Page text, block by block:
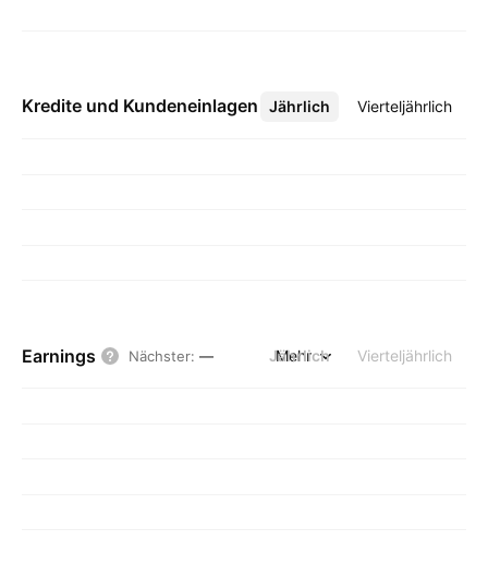
Kredite und Kundeneinlagen Jährlich Vierteljährlich
Mehr
Earnings Nächster: — Jährlich Vierteljährlich
Mehr